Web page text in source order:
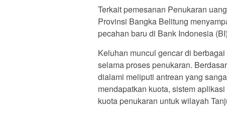
Terkait pemesanan Penukaran
Provinsi Bangka Belitung
pecahan baru di Bank Indonesia
Keluhan muncul gencar di
selama proses penukaran.
dialami meliputi antrean yang
mendapatkan kuota, sistem
kuota penukaran untuk wilayah